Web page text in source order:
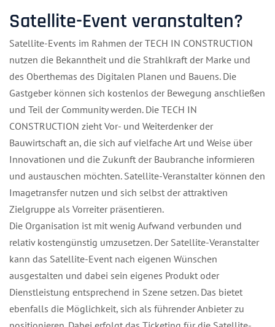
Satellite-Event veranstalten?
Satellite-Events im Rahmen der TECH IN CONSTRUCTION
nutzen die Bekanntheit und die Strahlkraft der Marke und
des Oberthemas des Digitalen Planen und Bauens. Die
Gastgeber können sich kostenlos der Bewegung anschließen
und Teil der Community werden. Die TECH IN
CONSTRUCTION zieht Vor- und Weiterdenker der
Bauwirtschaft an, die sich auf vielfache Art und Weise über
Innovationen und die Zukunft der Baubranche informieren
und austauschen möchten. Satellite-Veranstalter können den
Imagetransfer nutzen und sich selbst der attraktiven
Zielgruppe als Vorreiter präsentieren.
Die Organisation ist mit wenig Aufwand verbunden und
relativ kostengünstig umzusetzen. Der Satellite-Veranstalter
kann das Satellite-Event nach eigenen Wünschen
ausgestalten und dabei sein eigenes Produkt oder
Dienstleistung entsprechend in Szene setzen. Das bietet
ebenfalls die Möglichkeit, sich als führender Anbieter zu